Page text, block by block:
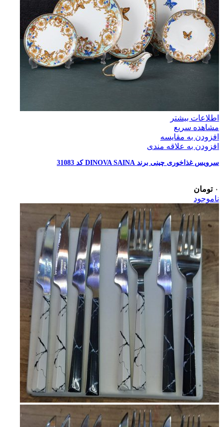
اطلاعات بیشتر
مشاهده سریع
افزودن به مقایسه
افزودن به علاقه مندی
سرویس غذاخوری چینی برند DINOVA SAINA کد 31083
۰ تومان
ناموجود